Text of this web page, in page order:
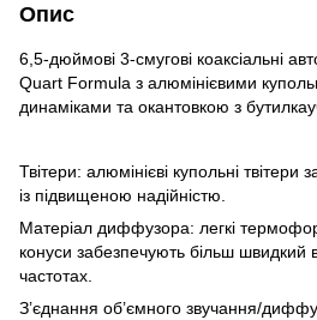
Опис
6,5-дюймові 3-смугові коаксіальні
Quart Formula з алюмінієвими
динаміками та окантовкою з
Твітери: алюмінієві купольні твітери
із підвищеною надійністю.
Матеріал диффузора: легкі
конуси забезпечують більш швидкий
частотах.
З’єднання об’ємного звучання/